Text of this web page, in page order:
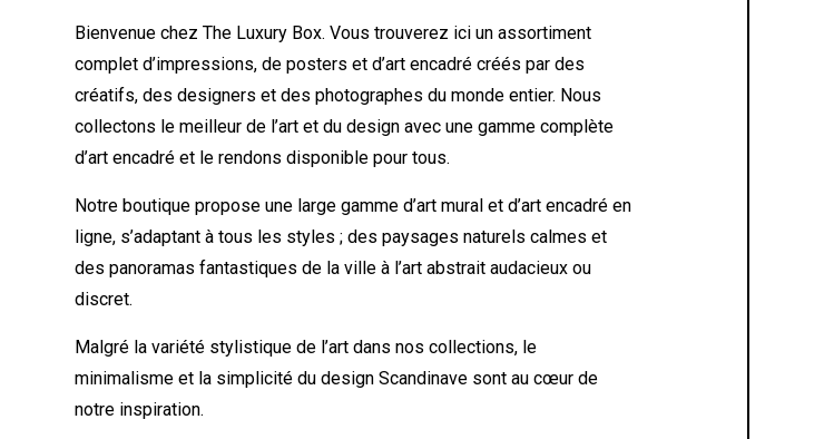
Bienvenue chez The Luxury Box. Vous trouverez ici un assortiment
complet d’impressions, de posters et d’art encadré créés par des
créatifs, des designers et des photographes du monde entier. Nous
collectons le meilleur de l’art et du design avec une gamme complète
d’art encadré et le rendons disponible pour tous.
Notre boutique propose une large gamme d’art mural et d’art encadré en
ligne, s’adaptant à tous les styles ; des paysages naturels calmes et
des panoramas fantastiques de la ville à l’art abstrait audacieux ou
discret.
Malgré la variété stylistique de l’art dans nos collections, le
minimalisme et la simplicité du design Scandinave sont au cœur de
notre inspiration.